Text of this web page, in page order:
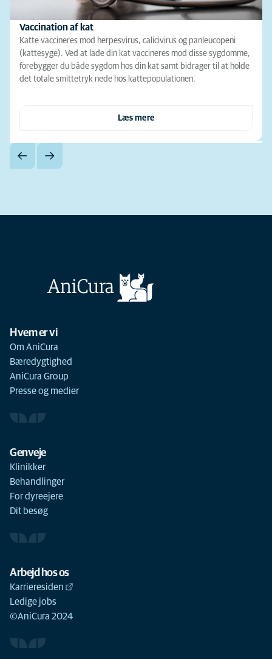
Vaccination af kat
Katte vaccineres mod herpesvirus, calicivirus og panleucopeni
(kattesyge). Ved at lade din kat vaccineres mod disse sygdomme,
forebygger du både sygdom hos din kat samt bidrager til at holde
det totale smittetryk nede hos kattepopulationen.
Læs mere
Hvem er vi
Om AniCura
Bæredygtighed
AniCura Group
Presse og medier
Genveje
Klinikker
Behandlinger
For dyreejere
Dit besøg
Arbejd hos os
Karrieresiden
Ledige jobs
©AniCura 2024